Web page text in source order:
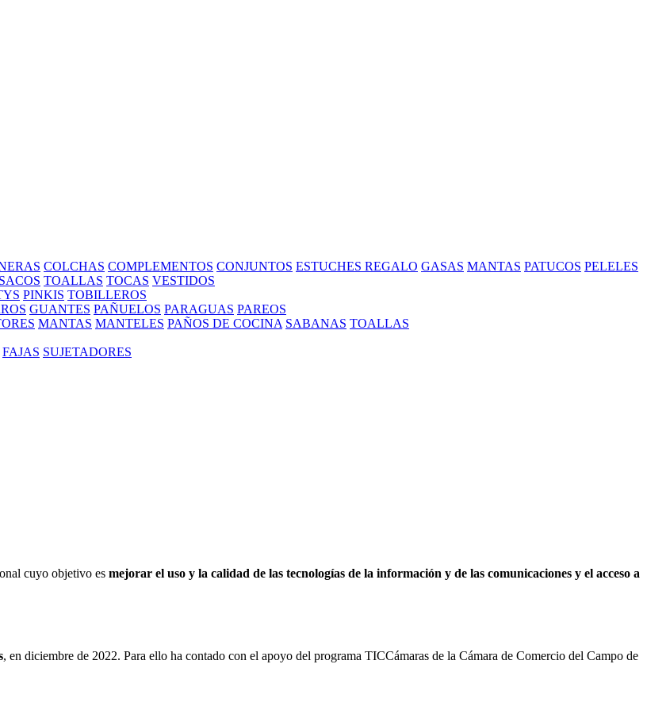
COLCHAS COMPLEMENTOS CONJUNTOS ESTUCHES REGALO GASAS MANTAS PATUCOS PELELES
SACOS TOALLAS TOCAS VESTIDOS
PINKIS TOBILLEROS
GUANTES PAÑUELOS PARAGUAS PAREOS
MANTAS MANTELES PAÑOS DE COCINA SABANAS TOALLAS
FAJAS SUJETADORES
cuyo objetivo es mejorar el uso y la calidad de las tecnologías de la información y de las comunicaciones y el acceso a
, en diciembre de 2022. Para ello ha contado con el apoyo del programa TICCámaras de la Cámara de Comercio del Campo de